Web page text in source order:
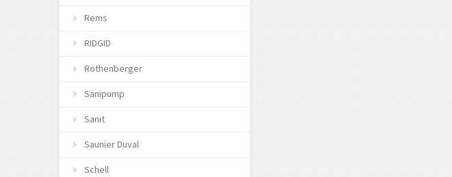
Rems
RIDGID
Rothenberger
Sanipump
Sanit
Saunier Duval
Schell